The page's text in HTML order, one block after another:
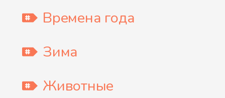
Времена года
Зима
Животные